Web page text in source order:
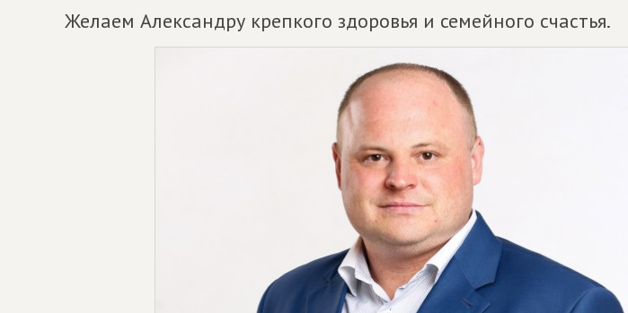
Желаем Александру крепкого здоровья и семейного счастья.